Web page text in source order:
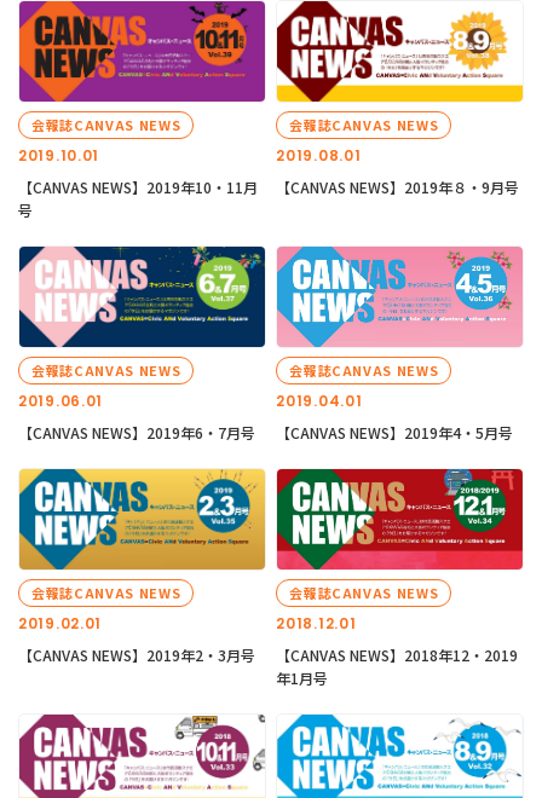
2019.10.01
会報誌CANVAS NEWS
【CANVAS NEWS】2019年10・11月
号
2019.08.01
会報誌CANVAS NEWS
【CANVAS NEWS】2019年８・9月号
2019.06.01
会報誌CANVAS NEWS
【CANVAS NEWS】2019年6・7月号
2019.04.01
会報誌CANVAS NEWS
【CANVAS NEWS】2019年4・5月号
2019.02.01
会報誌CANVAS NEWS
【CANVAS NEWS】2019年2・3月号
2018.12.01
会報誌CANVAS NEWS
【CANVAS NEWS】2018年12・2019
年1月号